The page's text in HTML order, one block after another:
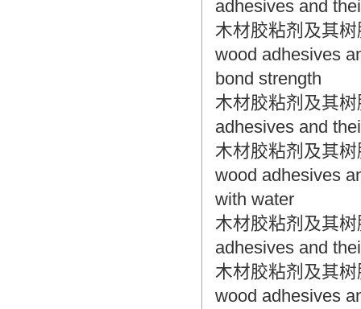
adhesives and
木材胶粘剂及其
wood adhesives
bond strength
木材胶粘剂及其
adhesives and
木材胶粘剂及其
wood adhesives
with water
木材胶粘剂及其
adhesives and
木材胶粘剂及其
wood adhesives